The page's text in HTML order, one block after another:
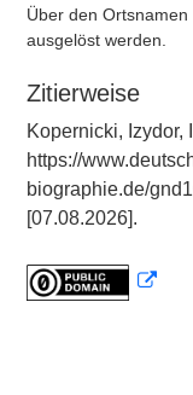
Über den
ausgelöst werden.
Zitierweise
Kopernicki, Izydor,
https://
biographie.de/
[07.08.2026].